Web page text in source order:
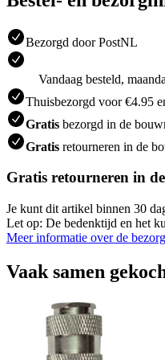
Bezorgd door PostNL
Vandaag besteld,
Thuisbezorgd voor €4.95
Gratis bezorgd in de
Gratis retourneren in de
Gratis retourneren in
Je kunt dit artikel binnen 30
Let op: De bedenktijd en het
Meer informatie over de
Vaak samen